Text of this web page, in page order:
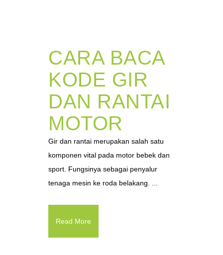
CARA BACA
KODE GIR
DAN RANTAI
MOTOR
Gir dan rantai merupakan salah satu
komponen vital pada motor bebek dan
sport. Fungsinya sebagai penyalur
tenaga mesin ke roda belakang. ...
Read More